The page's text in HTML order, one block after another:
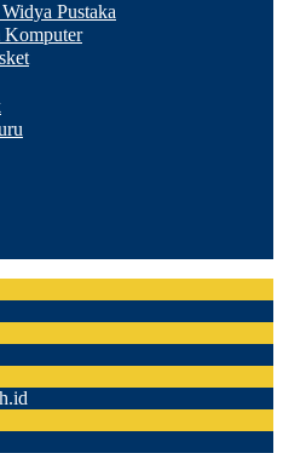
Pustaka
Komputer